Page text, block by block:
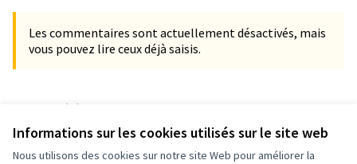
Informations sur les cookies utilisés sur le site web
Nous utilisons des cookies sur notre site Web pour améliorer la
Les commentaires sont actuellement désactivés, mais
vous pouvez lire ceux déjà saisis.
Référence : participationpessac-PROP-2023-02-829
Vérifiez l'empreinte numérique